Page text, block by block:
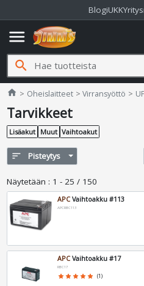
BlogiUKK
menu
search
home Jimms.fi
Oheislaitteet Virransyöttö
Tarvikkeet
Lisäakut Muut Vaihtoakut
sort Pisteytys
Näytetään : 1 - 25 / 150
APCVaihtoakku #113
APCRBC113
APCVaihtoakku #17
RBC17
star star star star star (1)